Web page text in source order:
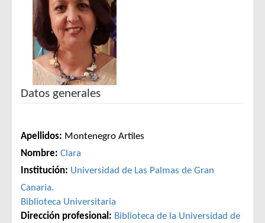
Datos generales
Apellidos: Montenegro Artiles
Nombre: Clara
Institución: Universidad de Las Palmas de Gran
Canaria.
Biblioteca Universitaria
Dirección profesional: Biblioteca de la Universidad de